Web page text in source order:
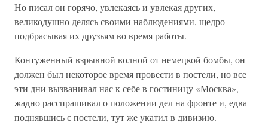
Но писал он горячо, увлекаясь и увлекая других,
великодушно делясь своими наблюдениями, щедро
подбрасывая их друзьям во время работы.
Контуженный взрывной волной от немецкой бомбы, он
должен был некоторое время провести в постели, но все
эти дни вызванивал нас к себе в гостиницу «Москва»,
жадно расспрашивал о положении дел на фронте и, едва
поднявшись с постели, тут же укатил в дивизию.